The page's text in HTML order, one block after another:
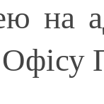
на